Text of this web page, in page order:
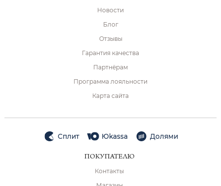
Новости
Блог
Отзывы
Гарантия качества
Партнёрам
Программа лояльности
Карта сайта
Сплит Юkassa Долями
ПОКУПАТЕЛЮ
Контакты